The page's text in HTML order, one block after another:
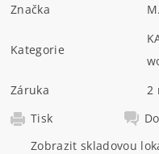
Značka
Kategorie
Záruka
2
Tisk
Zobrazit skladovou